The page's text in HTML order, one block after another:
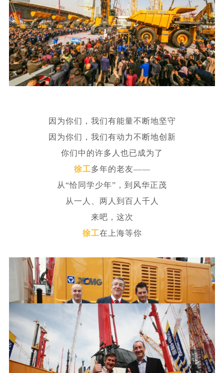
因为你们， 我们有能量不断地坚守
因为你们， 我们有动力不断地创新
你们中的许多人也已成为了
徐工多年的老友——
从“恰同学少年”，到风华正茂
从一人、两人到百人千人
来吧，这次
徐工在上海等你